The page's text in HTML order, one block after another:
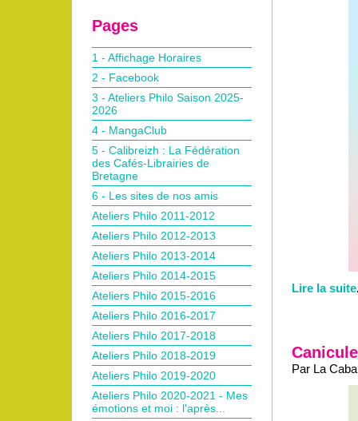
Lire la suite
Par La
Pages
1 - Affichage Horaires
2 - Facebook
3 - Ateliers Philo Saison 2025-
2026
4 - MangaClub
5 - Calibreizh : La Fédération
des Cafés-Librairies de
Bretagne
6 - Les sites de nos amis
Ateliers Philo 2011-2012
Ateliers Philo 2012-2013
Ateliers Philo 2013-2014
Ateliers Philo 2014-2015
Ateliers Philo 2015-2016
Ateliers Philo 2016-2017
Ateliers Philo 2017-2018
Ateliers Philo 2018-2019
Ateliers Philo 2019-2020
Ateliers Philo 2020-2021 - Mes
émotions et moi : l'après...